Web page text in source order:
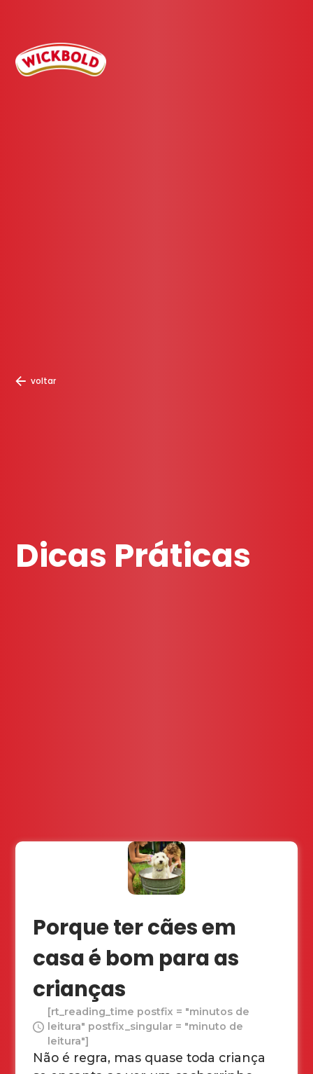
voltar
Dicas Práticas
Porque ter cães em
casa é bom para as
crianças
[rt_reading_time postfix = "minutos de
leitura" postfix_singular = "minuto de
leitura"]
Não é regra, mas quase toda criança